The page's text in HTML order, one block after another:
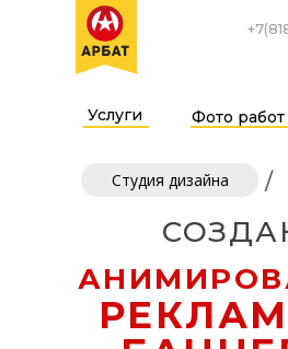
Услуги Фото работ
/
Студия дизайна